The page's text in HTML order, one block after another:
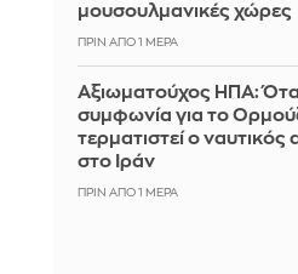
μουσουλμανικές χώρες
ΠΡΙΝ ΑΠΌ 1 ΜΈΡΑ
Αξιωματούχος ΗΠΑ:
συμφωνία για το
τερματιστεί ο ναυτικός
στο Ιράν
ΠΡΙΝ ΑΠΌ 1 ΜΈΡΑ